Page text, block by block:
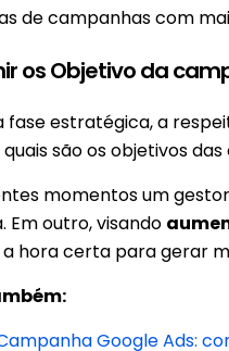
de campanhas com
os Objetivo da
fase estratégica, a
são os objetivos
momentos um
Em outro, visando
a hora certa para gerar
Google Ads: